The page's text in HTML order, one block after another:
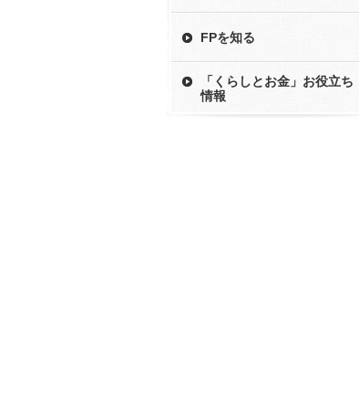
FPを知る
「くらしとお金」お役立ち
情報